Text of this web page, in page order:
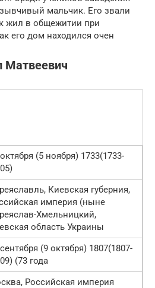
мальчик. Его звали
жил в общежитии при
его дом находился очен
Матвеевич
(5 ноября) 1733(1733-
Киевская губерния,
империя (ныне
Хмельницкий,
область Украины
(9 октября) 1807(1807-
(73 года
Российская империя